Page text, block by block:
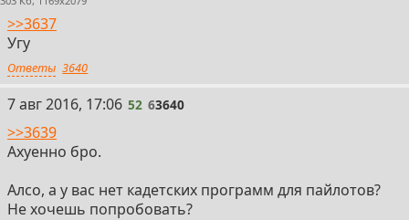
>>3637
Угу
Ответы 3640
52
7 авг 2016, 17:06 52 63640
>>3639
Ахуенно бро.
Алсо, а у вас нет кадетских программ для пайлотов?
Не хочешь попробовать?